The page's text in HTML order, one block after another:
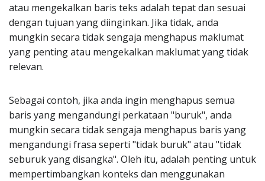
atau mengekalkan baris teks adalah tepat dan sesuai
dengan tujuan yang diinginkan. Jika tidak, anda
mungkin secara tidak sengaja menghapus maklumat
yang penting atau mengekalkan maklumat yang tidak
relevan.
Sebagai contoh, jika anda ingin menghapus semua
baris yang mengandungi perkataan "buruk", anda
mungkin secara tidak sengaja menghapus baris yang
mengandungi frasa seperti "tidak buruk" atau "tidak
seburuk yang disangka". Oleh itu, adalah penting untuk
mempertimbangkan konteks dan menggunakan